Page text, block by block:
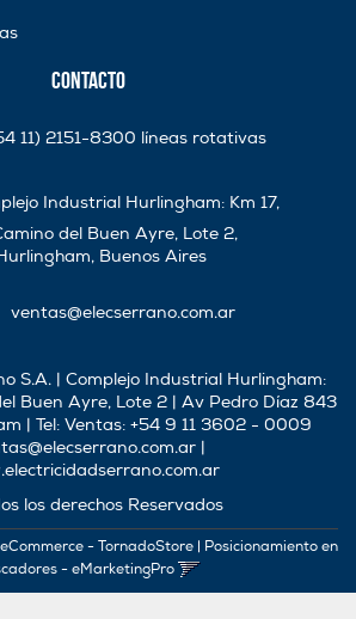
Contacto
11) 2151-8300 líneas rotativas
Industrial Hurlingham: Km 17,
del Buen Ayre, Lote 2,
Buenos Aires
ventas@elecserrano.com.ar
S.A. | Complejo Industrial Hurlingham:
Buen Ayre, Lote 2 | Av Pedro Díaz 843
| Tel: Ventas: +54 9 11 3602 - 0009
|
los derechos Reservados
eCommerce - TornadoStore | Posicionamiento en
- eMarketingPro